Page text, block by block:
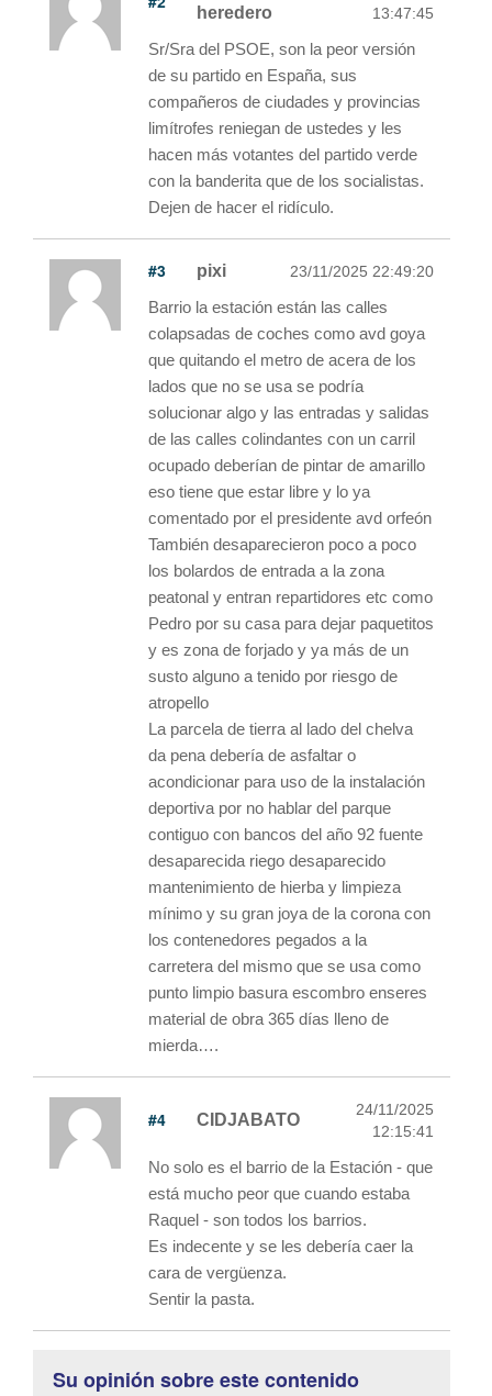
heredero
13:47:45
Sr/Sra del PSOE, son la peor versión
de su partido en España, sus
compañeros de ciudades y provincias
limítrofes reniegan de ustedes y les
hacen más votantes del partido verde
con la banderita que de los socialistas.
Dejen de hacer el ridículo.
#3 pixi 23/11/2025 22:49:20
Barrio la estación están las calles
colapsadas de coches como avd goya
que quitando el metro de acera de los
lados que no se usa se podría
solucionar algo y las entradas y salidas
de las calles colindantes con un carril
ocupado deberían de pintar de amarillo
eso tiene que estar libre y lo ya
comentado por el presidente avd orfeón
También desaparecieron poco a poco
los bolardos de entrada a la zona
peatonal y entran repartidores etc como
Pedro por su casa para dejar paquetitos
y es zona de forjado y ya más de un
susto alguno a tenido por riesgo de
atropello
La parcela de tierra al lado del chelva
da pena debería de asfaltar o
acondicionar para uso de la instalación
deportiva por no hablar del parque
contiguo con bancos del año 92 fuente
desaparecida riego desaparecido
mantenimiento de hierba y limpieza
mínimo y su gran joya de la corona con
los contenedores pegados a la
carretera del mismo que se usa como
punto limpio basura escombro enseres
material de obra 365 días lleno de
mierda….
#4 CIDJABATO
24/11/2025
12:15:41
No solo es el barrio de la Estación - que
está mucho peor que cuando estaba
Raquel - son todos los barrios.
Es indecente y se les debería caer la
cara de vergüenza.
Sentir la pasta.
Su opinión sobre este contenido